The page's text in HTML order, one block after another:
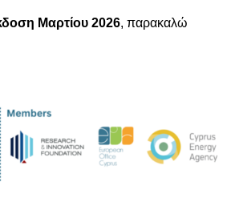
Μαρτίου 2026, παρακαλώ